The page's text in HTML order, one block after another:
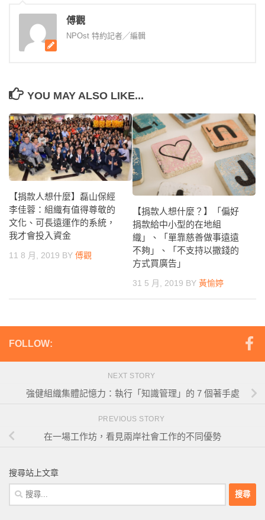
傅觀
NPOst 特約記者╱編輯
YOU MAY ALSO LIKE...
【捐款人想什麼】磊山保經
李佳蓉：組織有值得尊敬的
文化、可長遠運作的系統，
我才會投入資金
11 8 月, 2019 BY 傅觀
【捐款人想什麼？】「偏好
捐款給中小型的在地組
織」、「單靠慈善做事遠遠
不夠」、「不支持以撒錢的
方式買廣告」
31 5 月, 2019 BY 黃愉婷
FOLLOW:
NEXT STORY
強健組織集體記憶力：執行「知識管理」的 7 個著手處
PREVIOUS STORY
在一場工作坊，看見兩岸社會工作的不同優勢
搜尋站上文章
搜
尋